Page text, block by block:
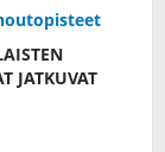
JATKUVAT